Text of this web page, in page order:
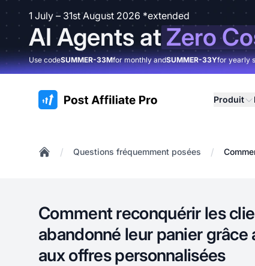
1 July – 31st August 2026 *extended
AI Agents atZero
Use codeSUMMER-33Mfor monthly andSUMMER-33Yfor yearly
:site.title Produit
/ Questions fréquemment posées /
Comment reconquérir les
abandonné leur panier
aux offres personnalisées